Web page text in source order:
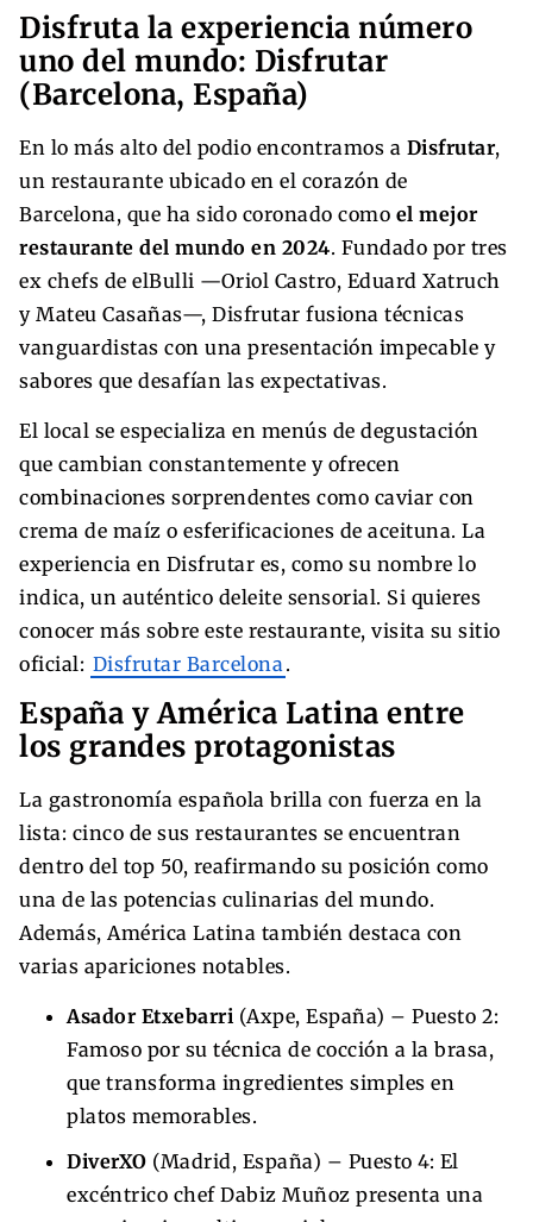
Disfruta la experiencia número
uno del mundo: Disfrutar
(Barcelona, España)
En lo más alto del podio encontramos a Disfrutar,
un restaurante ubicado en el corazón de
Barcelona, que ha sido coronado como el mejor
restaurante del mundo en 2024. Fundado por tres
ex chefs de elBulli —Oriol Castro, Eduard Xatruch
y Mateu Casañas—, Disfrutar fusiona técnicas
vanguardistas con una presentación impecable y
sabores que desafían las expectativas.
El local se especializa en menús de degustación
que cambian constantemente y ofrecen
combinaciones sorprendentes como caviar con
crema de maíz o esferificaciones de aceituna. La
experiencia en Disfrutar es, como su nombre lo
indica, un auténtico deleite sensorial. Si quieres
conocer más sobre este restaurante, visita su sitio
oficial: Disfrutar Barcelona .
España y América Latina entre
los grandes protagonistas
La gastronomía española brilla con fuerza en la
lista: cinco de sus restaurantes se encuentran
dentro del top 50, reafirmando su posición como
una de las potencias culinarias del mundo.
Además, América Latina también destaca con
varias apariciones notables.
Asador Etxebarri (Axpe, España) – Puesto 2:
Famoso por su técnica de cocción a la brasa,
que transforma ingredientes simples en
platos memorables.
DiverXO (Madrid, España) – Puesto 4: El
excéntrico chef Dabiz Muñoz presenta una